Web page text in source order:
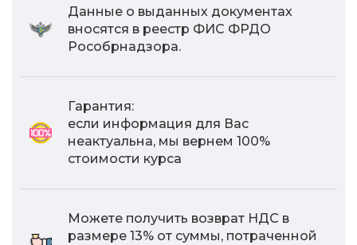
Данные о выданных документах
вносятся в реестр ФИС ФРДО
Рособрнадзора.
Гарантия:
если информация для Вас
неактуальна, мы вернем 100%
стоимости курса
Можете получить возврат НДС в
размере 13% от суммы, потраченной